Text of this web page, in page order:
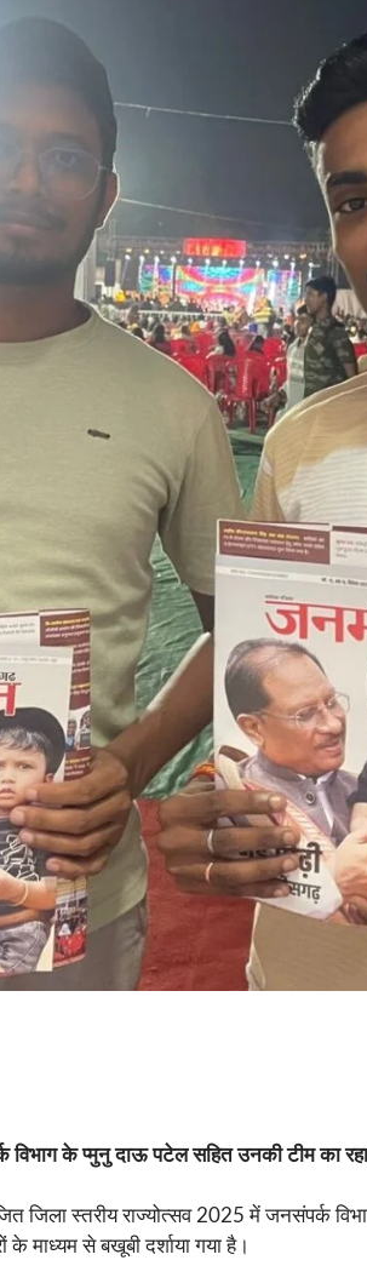
के प्मुनु दाऊ पटेल सहित उनकी टीम का रहा
जिला स्तरीय राज्योत्सव 2025 में जनसंपर्क
के माध्यम से बखूबी दर्शाया गया है।